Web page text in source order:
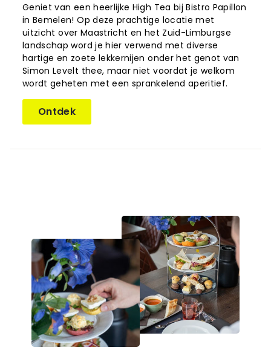
Geniet van een heerlijke High Tea bij Bistro Papillon
in Bemelen! Op deze prachtige locatie met
uitzicht over Maastricht en het Zuid-Limburgse
landschap word je hier verwend met diverse
hartige en zoete lekkernijen onder het genot van
Simon Levelt thee, maar niet voordat je welkom
wordt geheten met een sprankelend aperitief.
Ontdek